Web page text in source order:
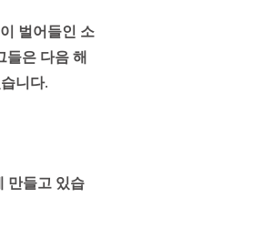
벌어들인 소
들은 다음 해
니다.
만들고 있습